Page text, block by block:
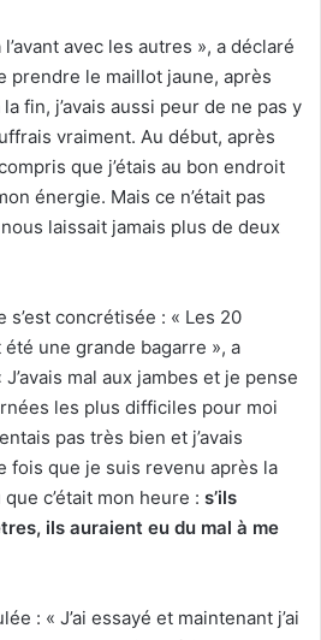
avec les autres », a déclaré
prendre le maillot jaune, après
la fin, j’avais aussi peur de ne pas y
vraiment. Au début, après
que j’étais au bon endroit
énergie. Mais ce n’était pas
laissait jamais plus de deux
s’est concrétisée : « Les 20
une grande bagarre », a
mal aux jambes et je pense
les plus difficiles pour moi
pas très bien et j’avais
fois que je suis revenu après la
c’était mon heure : s’ils
ils auraient eu du mal à me
: « J’ai essayé et maintenant j’ai